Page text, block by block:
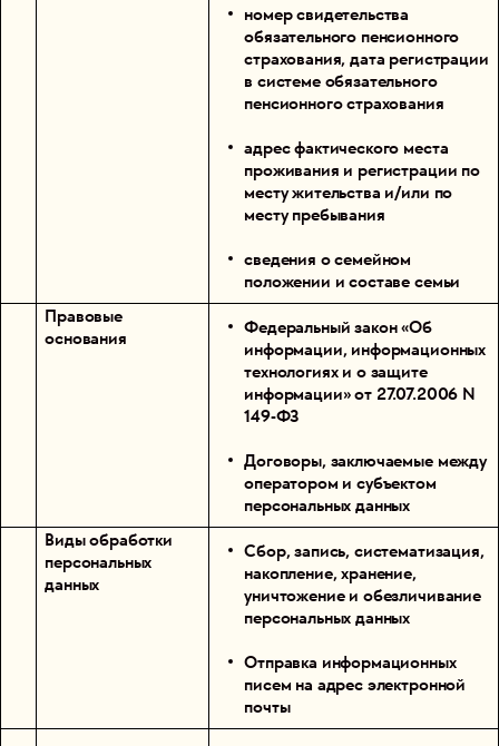
номер свидетельства
обязательного пенсионного
страхования, дата регистрации
в системе обязательного
пенсионного страхования
адрес фактического места
проживания и регистрации по
месту жительства и/или по
месту пребывания
сведения о семейном
положении и составе семьи
Правовые
основания
Федеральный закон «Об
информации, информационных
технологиях и о защите
информации» от 27.07.2006 N
149-ФЗ
Договоры, заключаемые между
оператором и субъектом
персональных данных
Виды обработки
персональных
данных
Сбор, запись, систематизация,
накопление, хранение,
уничтожение и обезличивание
персональных данных
Отправка информационных
писем на адрес электронной
почты